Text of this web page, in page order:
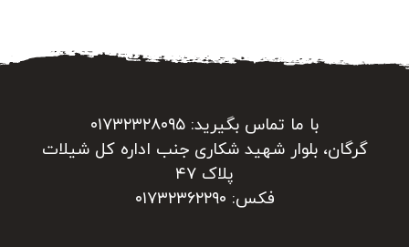
با ما تماس بگیرید: ۰۱۷۳۲۳۲۸۰۹۵
گرگان، بلوار شهید شکاری جنب اداره کل شیلات
پلاک ۴۷
فکس: ۰۱۷۳۲۳۶۲۲۹۰